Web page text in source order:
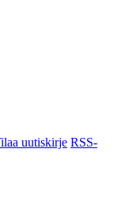
uutiskirje RSS-